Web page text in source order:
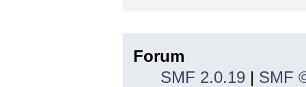
Forum
SMF 2.0.19| SMF